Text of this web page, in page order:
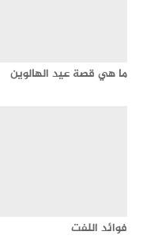
ما هي قصة عيد الهالوين
فوائد اللفت